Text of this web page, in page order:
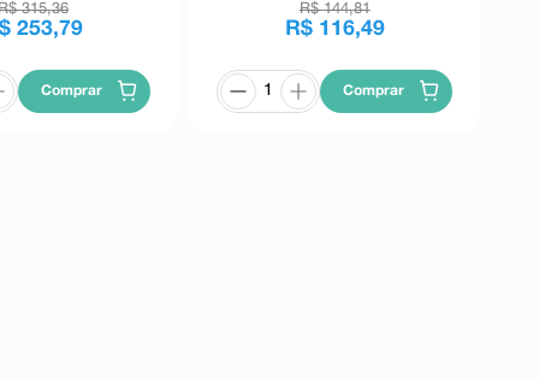
315,36
253,79
Comprar
R$ 144,81
R$ 116,49
Comprar